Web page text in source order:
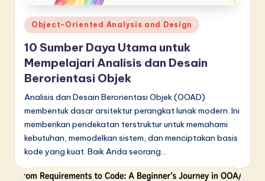
Posted
Object-Oriented Analysis and Design
10 Sumber Daya Utama untuk
Mempelajari Analisis dan Desain
Berorientasi Objek
Analisis dan Desain Berorientasi Objek (OOAD)
membentuk dasar arsitektur perangkat lunak modern. Ini
memberikan pendekatan terstruktur untuk memahami
kebutuhan, memodelkan sistem, dan menciptakan basis
kode yang kuat. Baik Anda seorang…